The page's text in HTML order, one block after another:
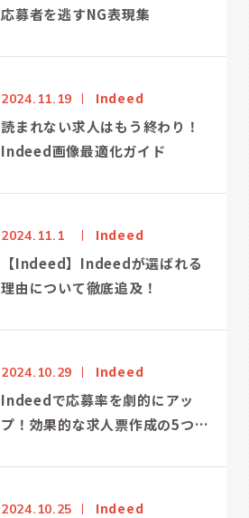
応募者を逃すNG表現集
2024.11.19 Indeed
読まれない求人はもう終わり！
Indeed画像最適化ガイド
2024.11.1 Indeed
【Indeed】Indeedが選ばれる
理由について徹底追及！
2024.10.29 Indeed
Indeedで応募率を劇的にアッ
プ！効果的な求人票作成の5つの
2024.10.25 Indeed